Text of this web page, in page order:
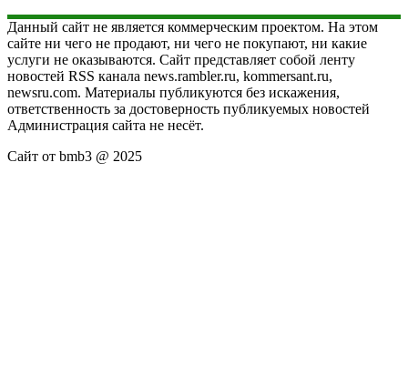
Данный сайт не является коммерческим проектом. На этом
сайте ни чего не продают, ни чего не покупают, ни какие
услуги не оказываются. Сайт представляет собой ленту
новостей RSS канала news.rambler.ru, kommersant.ru,
newsru.com. Материалы публикуются без искажения,
ответственность за достоверность публикуемых новостей
Администрация сайта не несёт.
Сайт от bmb3 @ 2025